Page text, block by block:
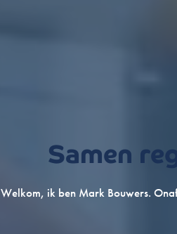
Samen
Welkom, ik ben Mark Bouwers.